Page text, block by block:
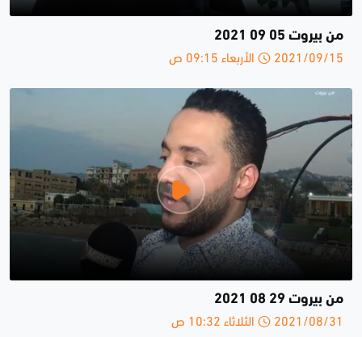
من بيروت 05 09 2021
2021/09/15 الأربعاء 09:15 ص
من بيروت 29 08 2021
2021/08/31 الثلاثاء 10:32 ص